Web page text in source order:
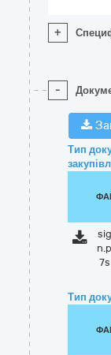
+
-
Тип
sig
n.p
7s
Тип